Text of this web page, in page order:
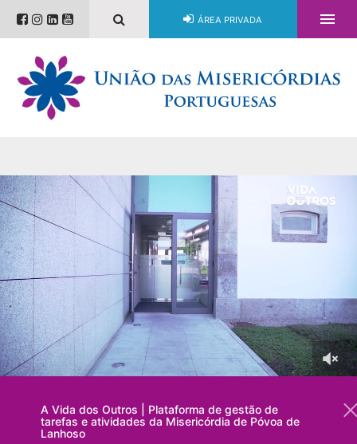
ÁREA PRIVADA 
A Vida dos Outros | Plataforma de gestão de
tarefas e atividades da Misericórdia de Póvoa de
Lanhoso